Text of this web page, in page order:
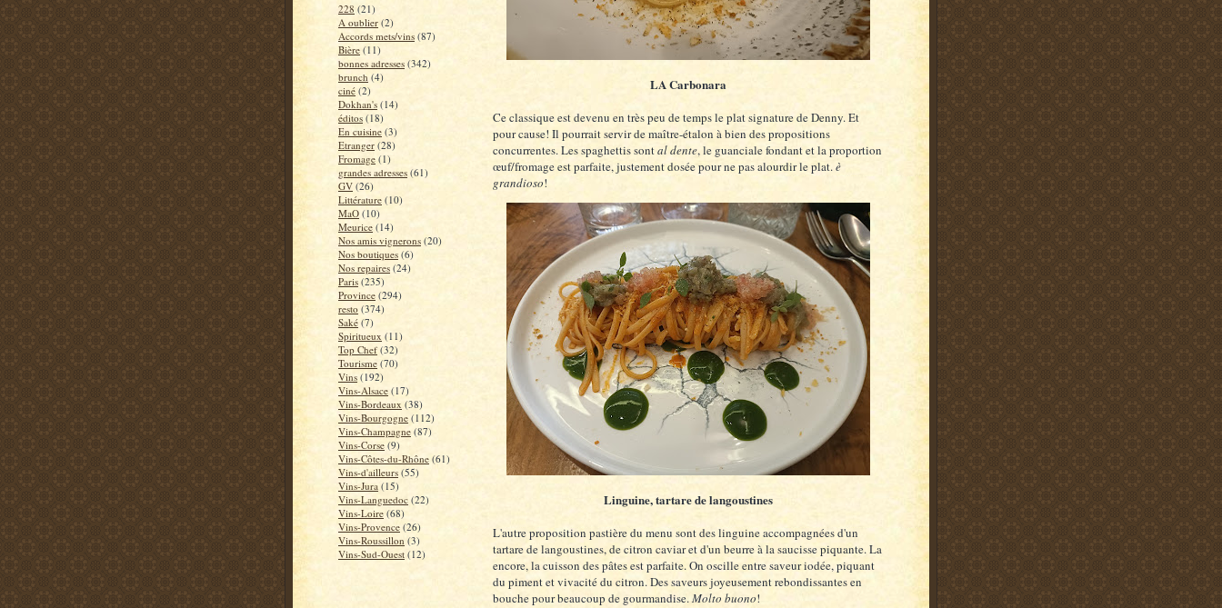
228 (21)
A oublier (2)
Accords mets/vins (87)
Bière (11)
bonnes adresses (342)
brunch (4)
ciné (2)
Dokhan's (14)
éditos (18)
En cuisine (3)
Etranger (28)
Fromage (1)
grandes adresses (61)
GV (26)
Littérature (10)
MaO (10)
Meurice (14)
Nos amis vignerons (20)
Nos boutiques (6)
Nos repaires (24)
Paris (235)
Province (294)
resto (374)
Saké (7)
Spiritueux (11)
Top Chef (32)
Tourisme (70)
Vins (192)
Vins-Alsace (17)
Vins-Bordeaux (38)
Vins-Bourgogne (112)
Vins-Champagne (87)
Vins-Corse (9)
Vins-Côtes-du-Rhône (61)
Vins-d'ailleurs (55)
Vins-Jura (15)
Vins-Languedoc (22)
Vins-Loire (68)
Vins-Provence (26)
Vins-Roussillon (3)
Vins-Sud-Ouest (12)
LA Carbonara
Ce classique est devenu en très peu de temps le plat signature de Denny. Et
pour cause! Il pourrait servir de maître-étalon à bien des propositions
concurrentes. Les spaghettis sontal dente, le guanciale fondant et la proportion
œuf/fromage est parfaite, justement dosée pour ne pas alourdir le plat.è
grandioso!
Linguine, tartare de langoustines
L'autre proposition pastière du menu sont des linguine accompagnées d'un
tartare de langoustines, de citron caviar et d'un beurre à la saucisse piquante. La
encore, la cuisson des pâtes est parfaite. On oscille entre saveur iodée, piquant
du piment et vivacité du citron. Des saveurs joyeusement rebondissantes en
bouche pour beaucoup de gourmandise.Molto buono!